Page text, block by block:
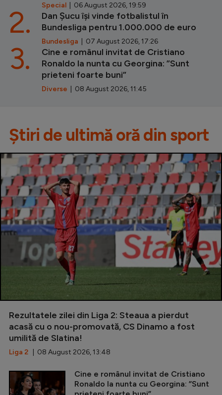
Special | 06 August 2026, 19:59
Dan Șucu își vinde fotbalistul în
Bundesliga pentru 1.000.000 de euro
Bundesliga | 07 August 2026, 17:26
2.
Cine e românul invitat de Cristiano
Ronaldo la nunta cu Georgina: ”Sunt
prieteni foarte buni”
Diverse | 08 August 2026, 11:45
3.
Știri de ultimă oră din sport
Rezultatele zilei din Liga 2: Steaua a pierdut
acasă cu o nou-promovată, CS Dinamo a fost
umilită de Slatina!
Liga 2 | 08 August 2026, 13:48
Cine e românul invitat de Cristiano
Ronaldo la nunta cu Georgina: ”Sunt